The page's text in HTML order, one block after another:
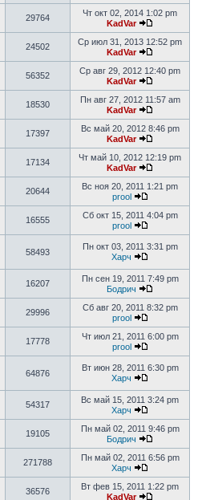
29764
Чт окт 02, 2014 1:02 pm
KadVar
24502
Ср июл 31, 2013 12:52 pm
KadVar
56352
Ср авг 29, 2012 12:40 pm
KadVar
18530
Пн авг 27, 2012 11:57 am
KadVar
17397
Вс май 20, 2012 8:46 pm
KadVar
17134
Чт май 10, 2012 12:19 pm
KadVar
20644
Вс ноя 20, 2011 1:21 pm
prool
16555
Сб окт 15, 2011 4:04 pm
prool
58493
Пн окт 03, 2011 3:31 pm
Харч
16207
Пн сен 19, 2011 7:49 pm
Бодрич
29996
Сб авг 20, 2011 8:32 pm
prool
17778
Чт июл 21, 2011 6:00 pm
prool
64876
Вт июн 28, 2011 6:30 pm
Харч
54317
Вс май 15, 2011 3:24 pm
Харч
19105
Пн май 02, 2011 9:46 pm
Бодрич
271788
Пн май 02, 2011 6:56 pm
Харч
36576
Вт фев 15, 2011 1:22 pm
KadVar